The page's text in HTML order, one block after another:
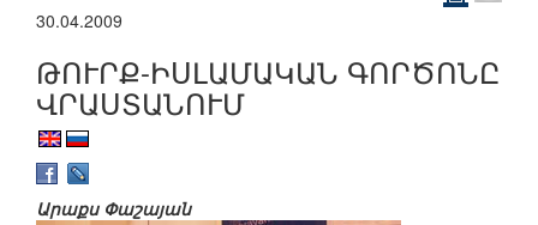
30.04.2009
ԹՈՒՐՔ-ԻՍԼԱՄԱԿԱՆ ԳՈՐԾՈՆԸ
ՎՐԱՍՏԱՆՈՒՄ
Արաքս Փաշայան